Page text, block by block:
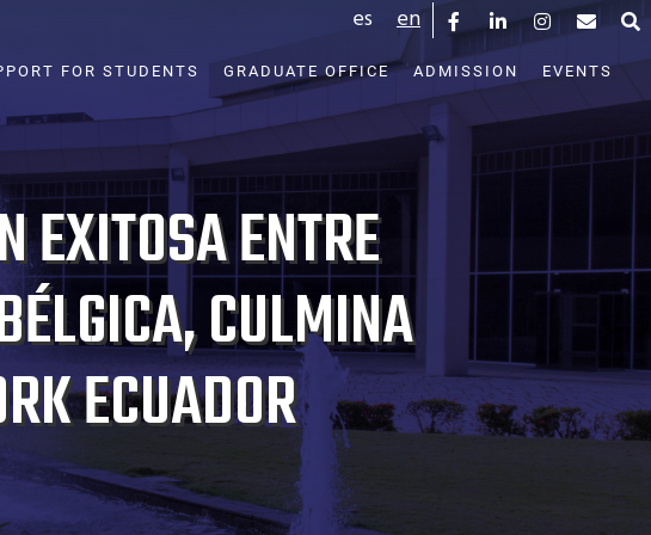
es en
FOR STUDENTS GRADUATE OFFICE ADMISSION EVENTS
EXITOSA ENTRE
CULMINA
ECUADOR